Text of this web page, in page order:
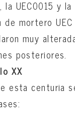
la UEC0015 y
de mortero
muy
posteriores.
XX
esta centuria